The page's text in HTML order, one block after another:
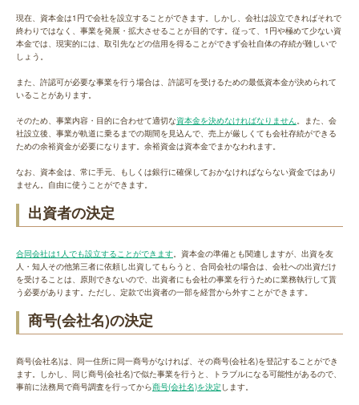
現在、資本金は1円で会社を設立することができます。しかし、会社は設立できればそれで
終わりではなく、事業を発展・拡大させることが目的です。従って、1円や極めて少ない資
本金では、現実的には、取引先などの信用を得ることができず会社自体の存続が難しいで
しょう。
また、許認可が必要な事業を行う場合は、許認可を受けるための最低資本金が決められて
いることがあります。
そのため、事業内容・目的に合わせて適切な資本金を決めなければなりません 。また、会
社設立後、事業が軌道に乗るまでの期間を見込んで、売上が厳しくても会社存続ができる
ための余裕資金が必要になります。余裕資金は資本金でまかなわれます。
なお、資本金は、常に手元、もしくは銀行に確保しておかなければならない資金ではあり
ません。自由に使うことができます。
出資者の決定
合同会社は1人でも設立することができます 。資本金の準備とも関連しますが、出資を友
人・知人その他第三者に依頼し出資してもらうと、合同会社の場合は、会社への出資だけ
を受けることは、原則できないので、出資者にも会社の事業を行うために業務執行して貰
う必要があります。ただし、定款で出資者の一部を経営から外すことができます。
商号(会社名)の決定
商号(会社名)は、同一住所に同一商号がなければ、その商号(会社名)を登記することができ
ます。しかし、同じ商号(会社名)で似た事業を行うと、トラブルになる可能性があるので、
事前に法務局で商号調査を行ってから商号(会社名)を決定 します。